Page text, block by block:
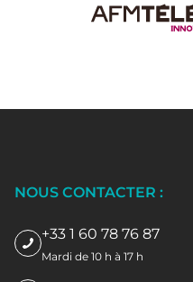
NOUS CONTACTER :
+33 1 60 78 76 87
Mardi de 10 h à 17 h